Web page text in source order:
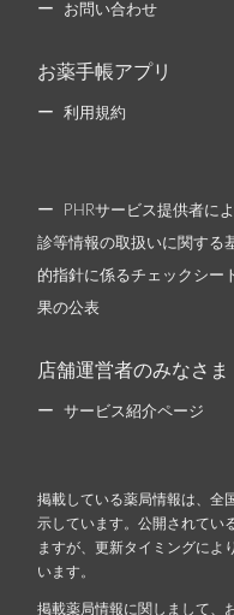
お問い合わせ
お薬手帳アプリ
利用規約
PHRサービス提供者に
診等情報の取扱いに関する
的指針に係るチェックシー
果の公表
店舗運営者のみなさま
サービス紹介ページ
掲載している薬局情報は、全
示しています。公開されてい
ますが、更新タイミングによ
います。
掲載薬局情報に関しまして、